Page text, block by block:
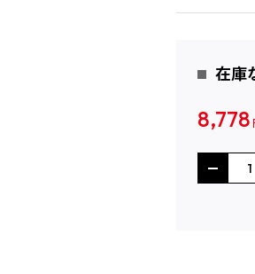
在庫
8,778